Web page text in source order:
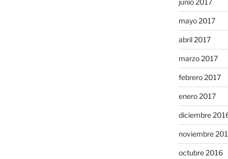
junio 2017
mayo 2017
abril 2017
marzo 2017
febrero 2017
enero 2017
diciembre
noviembre
octubre 2016